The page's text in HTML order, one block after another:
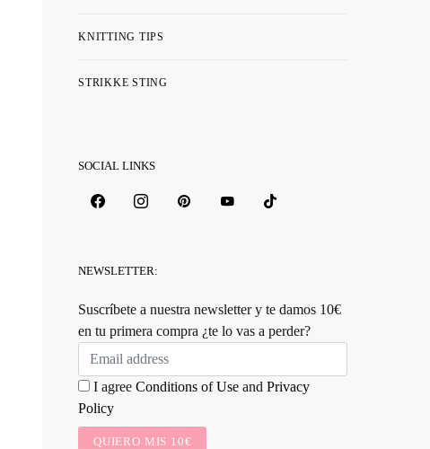
KNITTING TIPS
STRIKKE STING
SOCIAL LINKS
NEWSLETTER:
Suscríbete a nuestra newsletter y te damos 10€
en tu primera compra ¿te lo vas a perder?
I agree Conditions of Use and Privacy
Policy
QUIERO MIS 10€